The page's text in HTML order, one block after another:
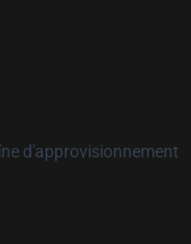
d'approvisionnement